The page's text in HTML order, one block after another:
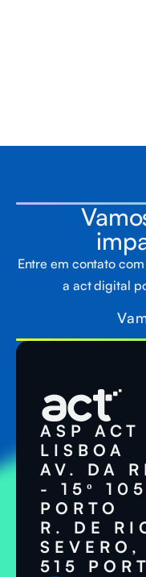
Entre em contato
a act digital
ASP
LISBOA
AV. DA
- 15º
PORTO
R. DE
515